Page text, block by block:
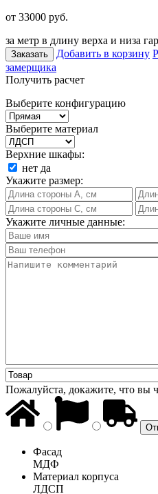
от 33000 руб.
за метр в длину верха и низа
Заказать Добавить в корзину
замерщика
Получить расчет
Выберите конфигурацию
Выберите материал
Верхние шкафы:
нет да
Укажите размер:
Укажите личные данные:
Пожалуйста, докажите, что вы
Фасад
МДФ
Материал корпуса
ЛДСП